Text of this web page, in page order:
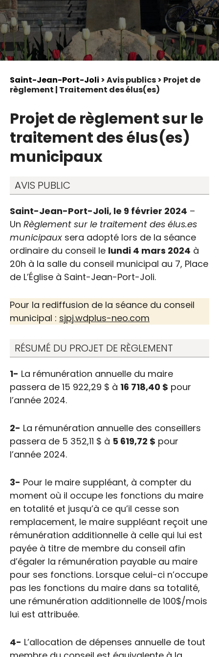
Saint-Jean-Port-Joli > Avis publics > Projet de
règlement | Traitement des élus(es)
Projet de règlement sur le
traitement des élus(es)
municipaux
AVIS PUBLIC
Saint-Jean-Port-Joli, le 9 février 2024 –
Un Règlement sur le traitement des élus.es
municipaux sera adopté lors de la séance
ordinaire du conseil le lundi 4 mars 2024 à
20h à la salle du conseil municipal au 7, Place
de L’Église à Saint-Jean-Port-Joli.
Pour la rediffusion de la séance du conseil
municipal : sjpj.wdplus-neo.com
RÉSUMÉ DU PROJET DE RÈGLEMENT
1- La rémunération annuelle du maire
passera de 15 922,29 $ à 16 718,40 $ pour
l’année 2024.
2- La rémunération annuelle des conseillers
passera de 5 352,11 $ à 5 619,72 $ pour
l’année 2024.
3- Pour le maire suppléant, à compter du
moment où il occupe les fonctions du maire
en totalité et jusqu’à ce qu’il cesse son
remplacement, le maire suppléant reçoit une
rémunération additionnelle à celle qui lui est
payée à titre de membre du conseil afin
d’égaler la rémunération payable au maire
pour ses fonctions. Lorsque celui-ci n’occupe
pas les fonctions du maire dans sa totalité,
une rémunération additionnelle de 100$/mois
lui est attribuée.
4- L’allocation de dépenses annuelle de tout